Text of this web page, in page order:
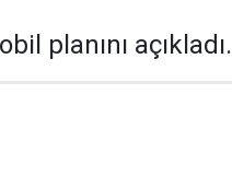
planını açıkladı.